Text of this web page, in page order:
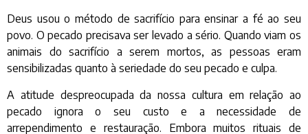
Deus usou o método de sacrifício para ensinar a fé ao seu
povo. O pecado precisava ser levado a sério. Quando viam os
animais do sacrifício a serem mortos, as pessoas eram
sensibilizadas quanto à seriedade do seu pecado e culpa.
A atitude despreocupada da nossa cultura em relação ao
pecado ignora o seu custo e a necessidade de
arrependimento e restauração. Embora muitos rituais de